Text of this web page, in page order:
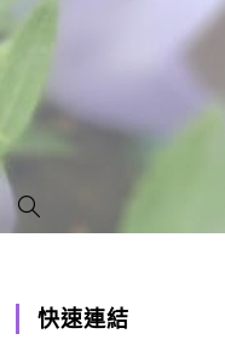
快速連結